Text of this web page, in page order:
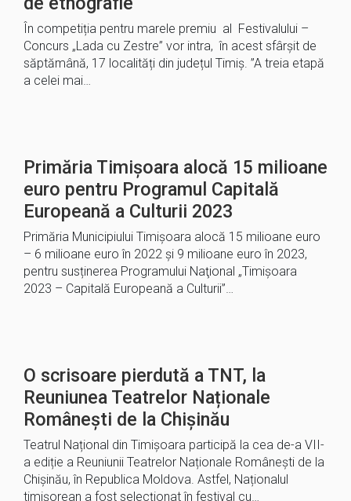
În competiția pentru marele premiu al Festivalului –
Concurs „Lada cu Zestre” vor intra, în acest sfârșit de
săptămână, 17 localități din județul Timiș. ”A treia etapă
a celei mai…
Primăria Timișoara alocă 15 milioane
euro pentru Programul Capitală
Europeană a Culturii 2023
Primăria Municipiului Timișoara alocă 15 milioane euro
– 6 milioane euro în 2022 și 9 milioane euro în 2023,
pentru susținerea Programului Naţional „Timișoara
2023 – Capitală Europeană a Culturii”…
O scrisoare pierdută a TNT, la
Reuniunea Teatrelor Naționale
Românești de la Chișinău
Teatrul Național din Timișoara participă la cea de-a VII-
a ediție a Reuniunii Teatrelor Naționale Românești de la
Chișinău, în Republica Moldova. Astfel, Naționalul
timișorean a fost selecționat în festival cu…